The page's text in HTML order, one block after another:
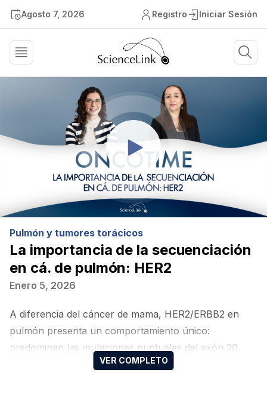
Agosto 7, 2026 Registro Iniciar Sesión
Pulmón y tumores torácicos
La importancia de la secuenciación
en cá. de pulmón: HER2
Enero 5, 2026
A diferencia del cáncer de mama, HER2/ERBB2 en
pulmón presenta un comportamiento único:
predominan las mutaciones puntuales del exón 20,
que solo pueden detectarse mediante un abordaje